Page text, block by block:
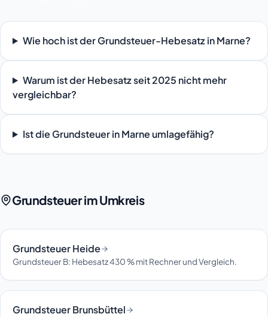
Wie hoch ist der Grundsteuer-Hebesatz in Marne?
Warum ist der Hebesatz seit 2025 nicht mehr
vergleichbar?
Ist die Grundsteuer in Marne umlagefähig?
Grundsteuer im Umkreis
Grundsteuer Heide
Grundsteuer B: Hebesatz 430 % mit Rechner und Vergleich.
Grundsteuer Brunsbüttel